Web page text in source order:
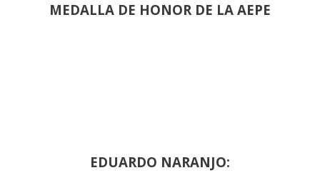
MEDALLA DE HONOR DE LA AEPE
EDUARDO NARANJO: